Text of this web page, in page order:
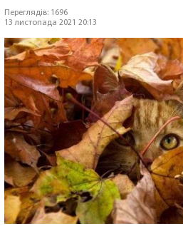
Переглядів: 1696
13 листопада 2021 20:13